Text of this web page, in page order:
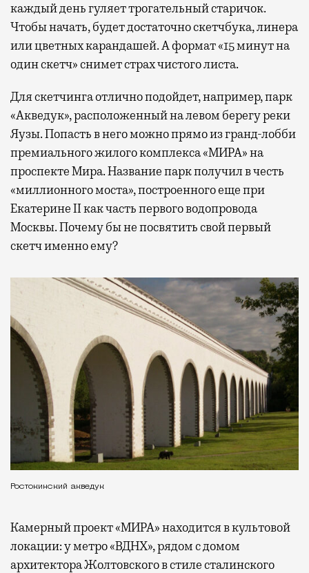
каждый день гуляет трогательный старичок.
Чтобы начать, будет достаточно скетчбука, линера
или цветных карандашей. А формат «15 минут на
один скетч» снимет страх чистого листа.
Для скетчинга отлично подойдет, например, парк
«Акведук», расположенный на левом берегу реки
Яузы. Попасть в него можно прямо из гранд-лобби
премиального жилого комплекса «МИРА» на
проспекте Мира. Название парк получил в честь
«миллионного моста», построенного еще при
Екатерине II как часть первого водопровода
Москвы. Почему бы не посвятить свой первый
скетч именно ему?
Ростокинский акведук
Камерный проект «МИРА» находится в культовой
локации: у метро «ВДНХ», рядом с домом
архитектора Жолтовского в стиле сталинского